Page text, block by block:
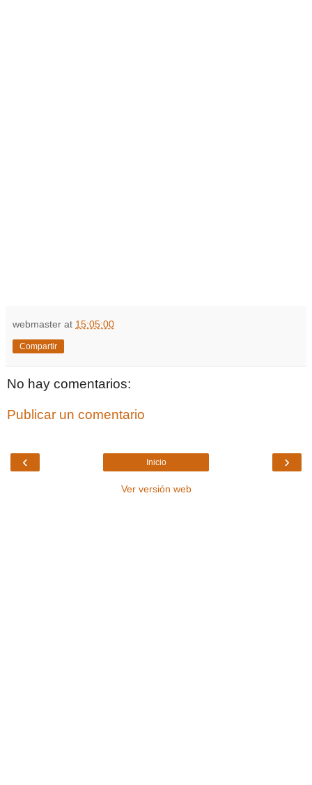
webmaster at 15:05:00
Compartir
No hay comentarios:
Publicar un comentario
‹ ›
Inicio
Ver versión web